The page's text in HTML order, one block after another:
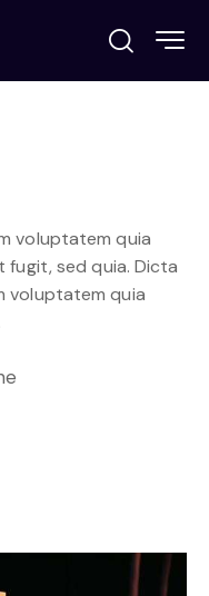
voluptatem quia
sed quia. Dicta
voluptatem quia